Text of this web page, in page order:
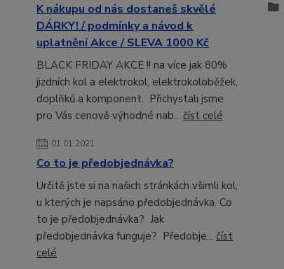
K nákupu od nás dostaneš skvělé
DÁRKY! / podmínky a návod k
uplatnění Akce / SLEVA 1000 Kč
BLACK FRIDAY AKCE !! na více jak 80%
jizdních kol a elektrokol, elektrokoloběžek,
doplňků a komponent. Přichystali jsme
pro Vás cenově výhodné nab... číst celé
01.01.2021
Co to je předobjednávka?
Určitě jste si na našich stránkách všimli kol,
u kterých je napsáno předobjednávka. Co
to je předobjednávka? Jak
předobjednávka funguje? Předobje... číst
celé